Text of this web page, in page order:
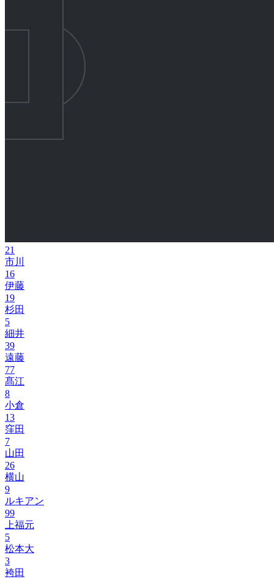
21
市川
16
伊藤
19
杉田
5
細井
39
遠藤
77
髙江
8
小倉
13
窪田
7
山田
26
横山
9
ルキアン
99
上福元
5
松本大
3
袴田